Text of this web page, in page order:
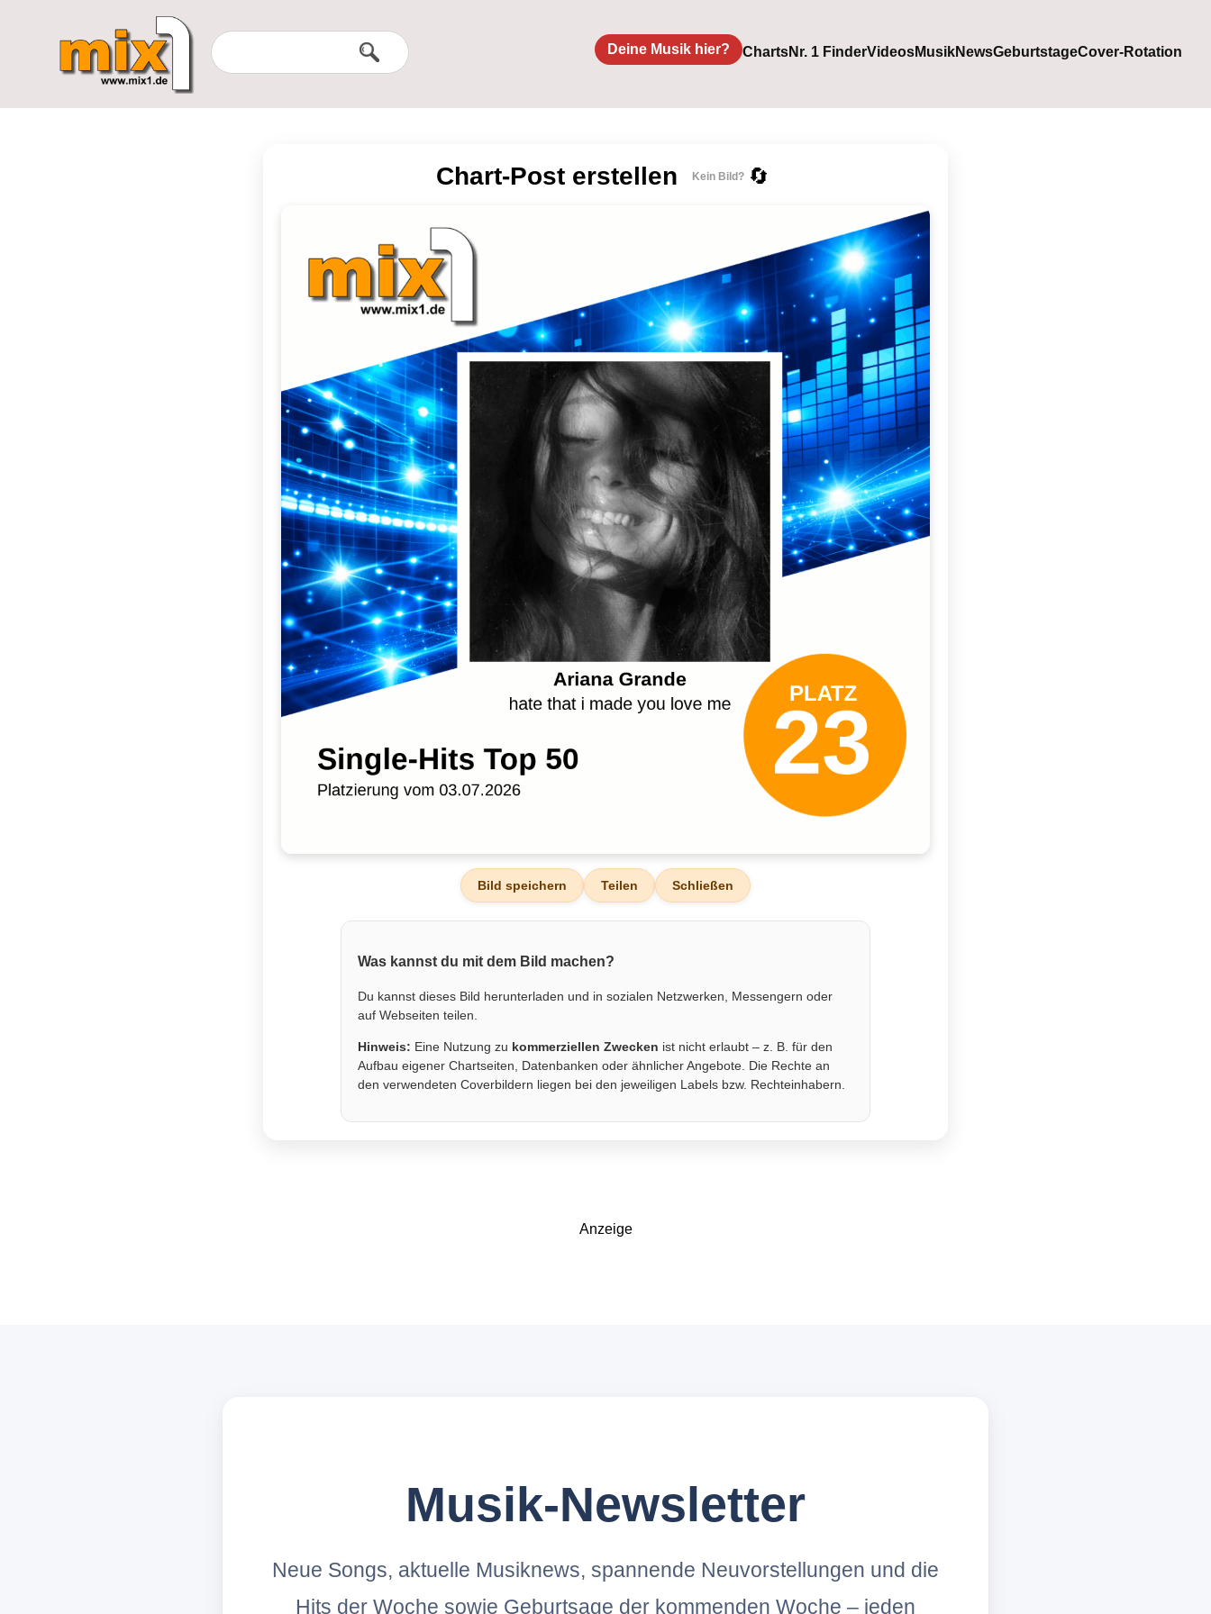
Deine Musik hier? ChartsNr. 1 FinderVideosMusikNewsGeburtstageCover-Rotation
Chart-Post erstellen Kein Bild? 🔄
Bild speichern Teilen Schließen
Was kannst du mit dem Bild machen?
Du kannst dieses Bild herunterladen und in sozialen Netzwerken, Messengern oder
auf Webseiten teilen.
Hinweis: Eine Nutzung zu kommerziellen Zwecken ist nicht erlaubt – z. B. für den
Aufbau eigener Chartseiten, Datenbanken oder ähnlicher Angebote. Die Rechte an
den verwendeten Coverbildern liegen bei den jeweiligen Labels bzw. Rechteinhabern.
Anzeige
Musik-Newsletter
Neue Songs, aktuelle Musiknews, spannende Neuvorstellungen und die
Hits der Woche sowie Geburtsage der kommenden Woche – jeden